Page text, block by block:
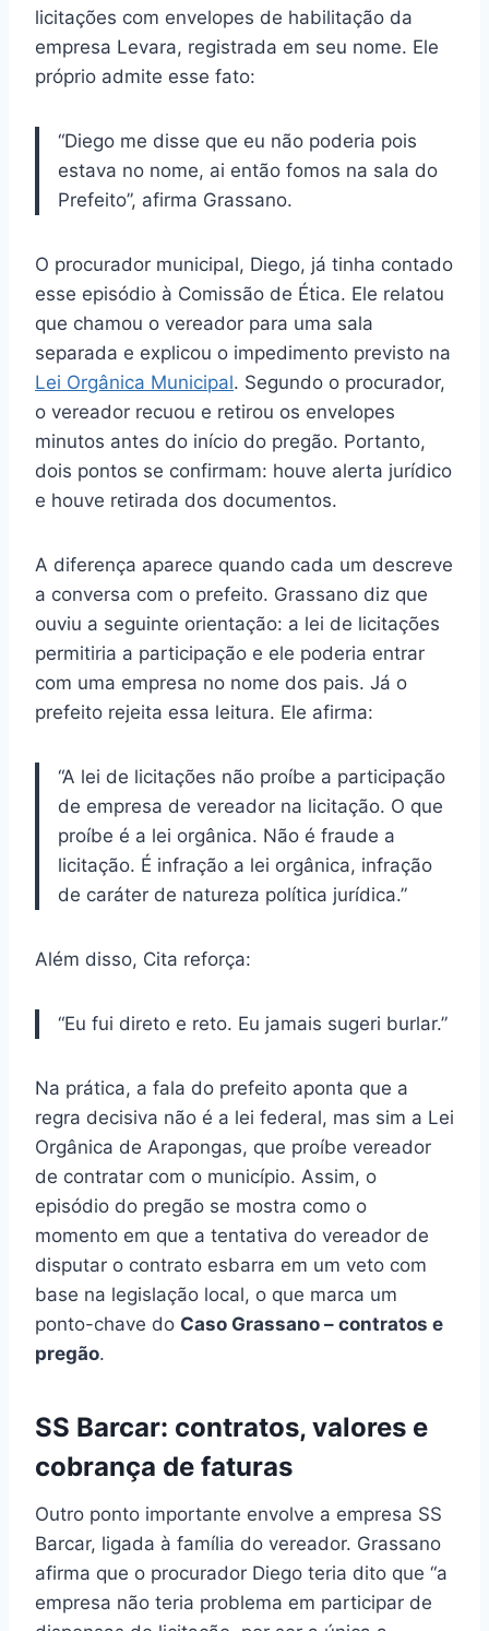
licitações com envelopes de habilitação da
empresa Levara, registrada em seu nome. Ele
próprio admite esse fato:
“Diego me disse que eu não poderia pois
estava no nome, ai então fomos na sala do
Prefeito”, afirma Grassano.
O procurador municipal, Diego, já tinha contado
esse episódio à Comissão de Ética. Ele relatou
que chamou o vereador para uma sala
separada e explicou o impedimento previsto na
Lei Orgânica Municipal. Segundo o procurador,
o vereador recuou e retirou os envelopes
minutos antes do início do pregão. Portanto,
dois pontos se confirmam: houve alerta jurídico
e houve retirada dos documentos.
A diferença aparece quando cada um descreve
a conversa com o prefeito. Grassano diz que
ouviu a seguinte orientação: a lei de licitações
permitiria a participação e ele poderia entrar
com uma empresa no nome dos pais. Já o
prefeito rejeita essa leitura. Ele afirma:
“A lei de licitações não proíbe a participação
de empresa de vereador na licitação. O que
proíbe é a lei orgânica. Não é fraude a
licitação. É infração a lei orgânica, infração
de caráter de natureza política jurídica.”
Além disso, Cita reforça:
“Eu fui direto e reto. Eu jamais sugeri burlar.”
Na prática, a fala do prefeito aponta que a
regra decisiva não é a lei federal, mas sim a Lei
Orgânica de Arapongas, que proíbe vereador
de contratar com o município. Assim, o
episódio do pregão se mostra como o
momento em que a tentativa do vereador de
disputar o contrato esbarra em um veto com
base na legislação local, o que marca um
ponto-chave do Caso Grassano – contratos e
pregão.
SS Barcar: contratos, valores e
cobrança de faturas
Outro ponto importante envolve a empresa SS
Barcar, ligada à família do vereador. Grassano
afirma que o procurador Diego teria dito que “a
empresa não teria problema em participar de